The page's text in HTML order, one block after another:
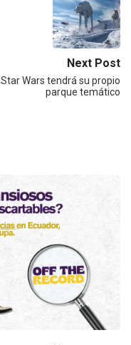
Next Post
Star Wars tendrá su propio
parque temático